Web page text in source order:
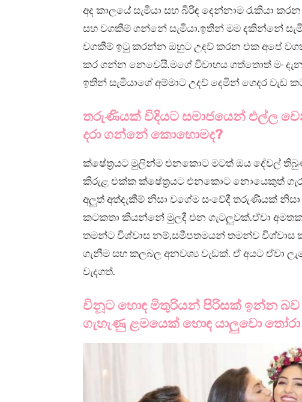
අද කාලයේ සැමියා සහ බිරිඳ දෙන්නාම රැකියා
සහ වගකීම් ගන්නේ සැමියා.ඉතින් මම දකින්නේ
වගකීම් ඉටු කරන්න ඔහුට උදව් කරන එක අපේ
කර ගන්න නෙවෙයි.මගේ විවාහය ගත්තොත් මං
ඉතින් සැමියාගේ අම්මාට උදව් දෙමින් ගෙදර වැඩ
තරුණියක් විදියට සමාජයෙන් එල්ල
දරා ගන්නේ කොහොමද?
ක්ෂේත්‍රයට මුලින්ම එනකොට මටත් ඔය දේවල්
කිරුළ එක්ක ක්ෂේත්‍රයට එනකොට නොයෙකුත්
අලුත් අත්දැකීම් නිසා වගේම සංවේදී තරුණියක්
කටකතා කියන්නේ මුලදී එන ගැටලුවක්.ඒවා
තමන්ට විශ්වාස නම්,සමීපතමයන් තමන්ව
ගැනීම සහ කලබල අනවශ්‍ය වැඩක්. ඒ අයට ඒවා
වැදගත්.
විනූට හොඳ මිතුරියන් පිරිසක් ඉන්න බව
ගැහැණු ළමයෙක් හොඳ යාලුවො